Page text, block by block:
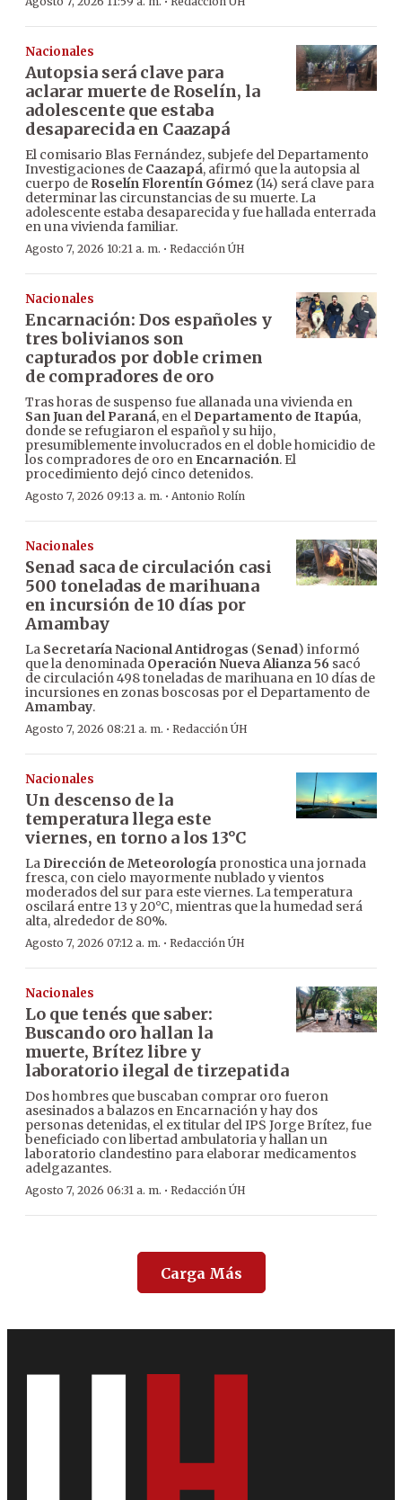
Nacionales
Autopsia será clave para
aclarar muerte de Roselín, la
adolescente que estaba
desaparecida en Caazapá
El comisario Blas Fernández, subjefe del Departamento
Investigaciones de Caazapá, afirmó que la autopsia al
cuerpo de Roselín Florentín Gómez (14) será clave para
determinar las circunstancias de su muerte. La
adolescente estaba desaparecida y fue hallada enterrada
en una vivienda familiar.
Agosto 7, 2026 10:21 a. m. · Redacción ÚH
Nacionales
Encarnación: Dos españoles y
tres bolivianos son
capturados por doble crimen
de compradores de oro
Tras horas de suspenso fue allanada una vivienda en
San Juan del Paraná, en el Departamento de Itapúa,
donde se refugiaron el español y su hijo,
presumiblemente involucrados en el doble homicidio de
los compradores de oro en Encarnación. El
procedimiento dejó cinco detenidos.
Agosto 7, 2026 09:13 a. m. · Antonio Rolín
Nacionales
Senad saca de circulación casi
500 toneladas de marihuana
en incursión de 10 días por
Amambay
La Secretaría Nacional Antidrogas (Senad) informó
que la denominada Operación Nueva Alianza 56 sacó
de circulación 498 toneladas de marihuana en 10 días de
incursiones en zonas boscosas por el Departamento de
Amambay.
Agosto 7, 2026 08:21 a. m. · Redacción ÚH
Nacionales
Un descenso de la
temperatura llega este
viernes, en torno a los 13°C
La Dirección de Meteorología pronostica una jornada
fresca, con cielo mayormente nublado y vientos
moderados del sur para este viernes. La temperatura
oscilará entre 13 y 20°C, mientras que la humedad será
alta, alrededor de 80%.
Agosto 7, 2026 07:12 a. m. · Redacción ÚH
Nacionales
Lo que tenés que saber:
Buscando oro hallan la
muerte, Brítez libre y
laboratorio ilegal de tirzepatida
Dos hombres que buscaban comprar oro fueron
asesinados a balazos en Encarnación y hay dos
personas detenidas, el ex titular del IPS Jorge Brítez, fue
beneficiado con libertad ambulatoria y hallan un
laboratorio clandestino para elaborar medicamentos
adelgazantes.
Agosto 7, 2026 06:31 a. m. · Redacción ÚH
Carga Más